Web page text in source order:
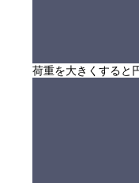
荷重を大きくすると